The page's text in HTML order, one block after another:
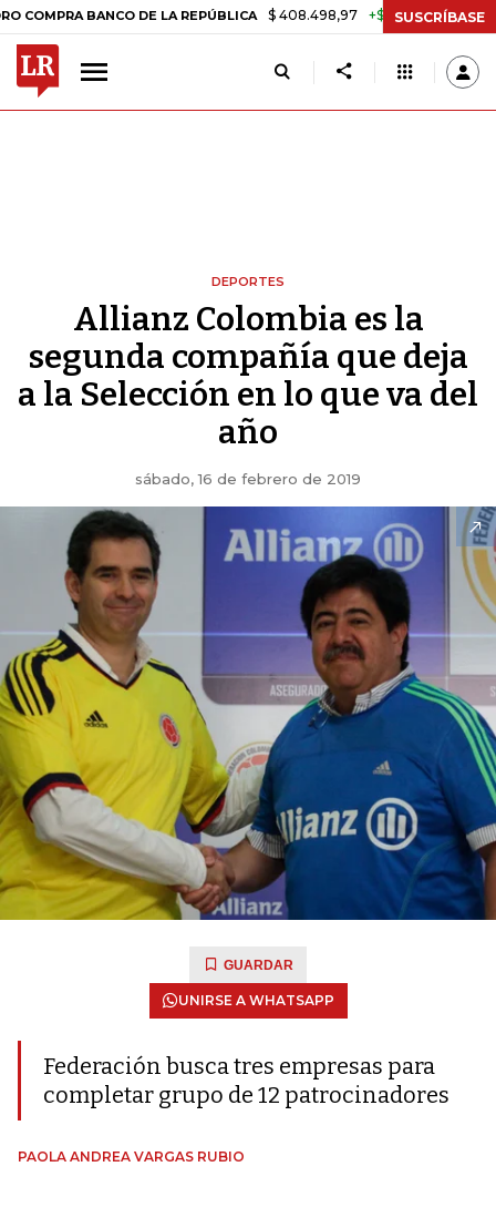
BANCO DE LA REPÚBLICA $ 408.498,97 +$ 8.753,81 +2,19%
SUSCRÍBASE
DEPORTES
Allianz Colombia es la
segunda compañía que deja
a la Selección en lo que va del
año
sábado, 16 de febrero de 2019
GUARDAR
UNIRSE A WHATSAPP
Federación busca tres empresas para
completar grupo de 12 patrocinadores
PAOLA ANDREA VARGAS RUBIO